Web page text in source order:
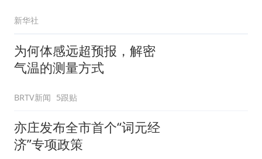
新华社
为何体感远超预报，解密
气温的测量方式
BRTV新闻 5跟贴
亦庄发布全市首个“词元经
济”专项政策